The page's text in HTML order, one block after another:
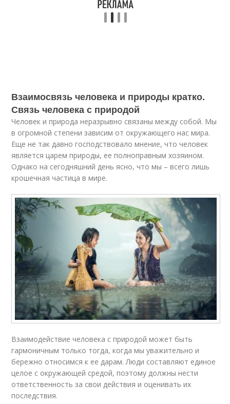
Взаимосвязь человека и природы кратко.
Связь человека с природой
Человек и природа неразрывно связаны между собой. Мы
в огромной степени зависим от окружающего нас мира.
Еще не так давно господствовало мнение, что человек
является царем природы, ее полноправным хозяином.
Однако на сегодняшний день ясно, что мы – всего лишь
крошечная частица в мире.
Взаимодействие человека с природой может быть
гармоничным только тогда, когда мы уважительно и
бережно относимся к ее дарам. Люди составляют единое
целое с окружающей средой, поэтому должны нести
ответственность за свои действия и оценивать их
последствия.